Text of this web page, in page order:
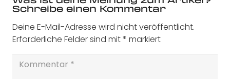
Schreibe einen Kommentar
Deine E-Mail-Adresse wird nicht veröffentlicht.
Erforderliche Felder sind mit* markiert